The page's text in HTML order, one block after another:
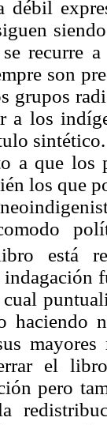
débil
recurre
son
grupos
a los
a que los
los que
está
el
pero